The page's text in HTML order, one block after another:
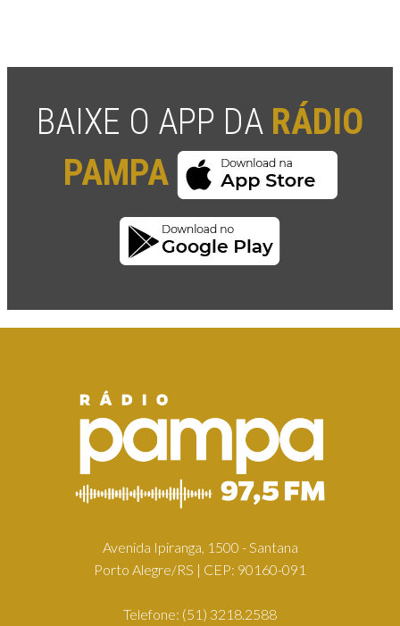
BAIXE O APP DA RÁDIO
PAMPA
Avenida Ipiranga, 1500 - Santana
Porto Alegre/RS | CEP: 90160-091
Telefone: (51) 3218.2588